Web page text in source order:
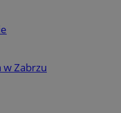
w Zabrzu